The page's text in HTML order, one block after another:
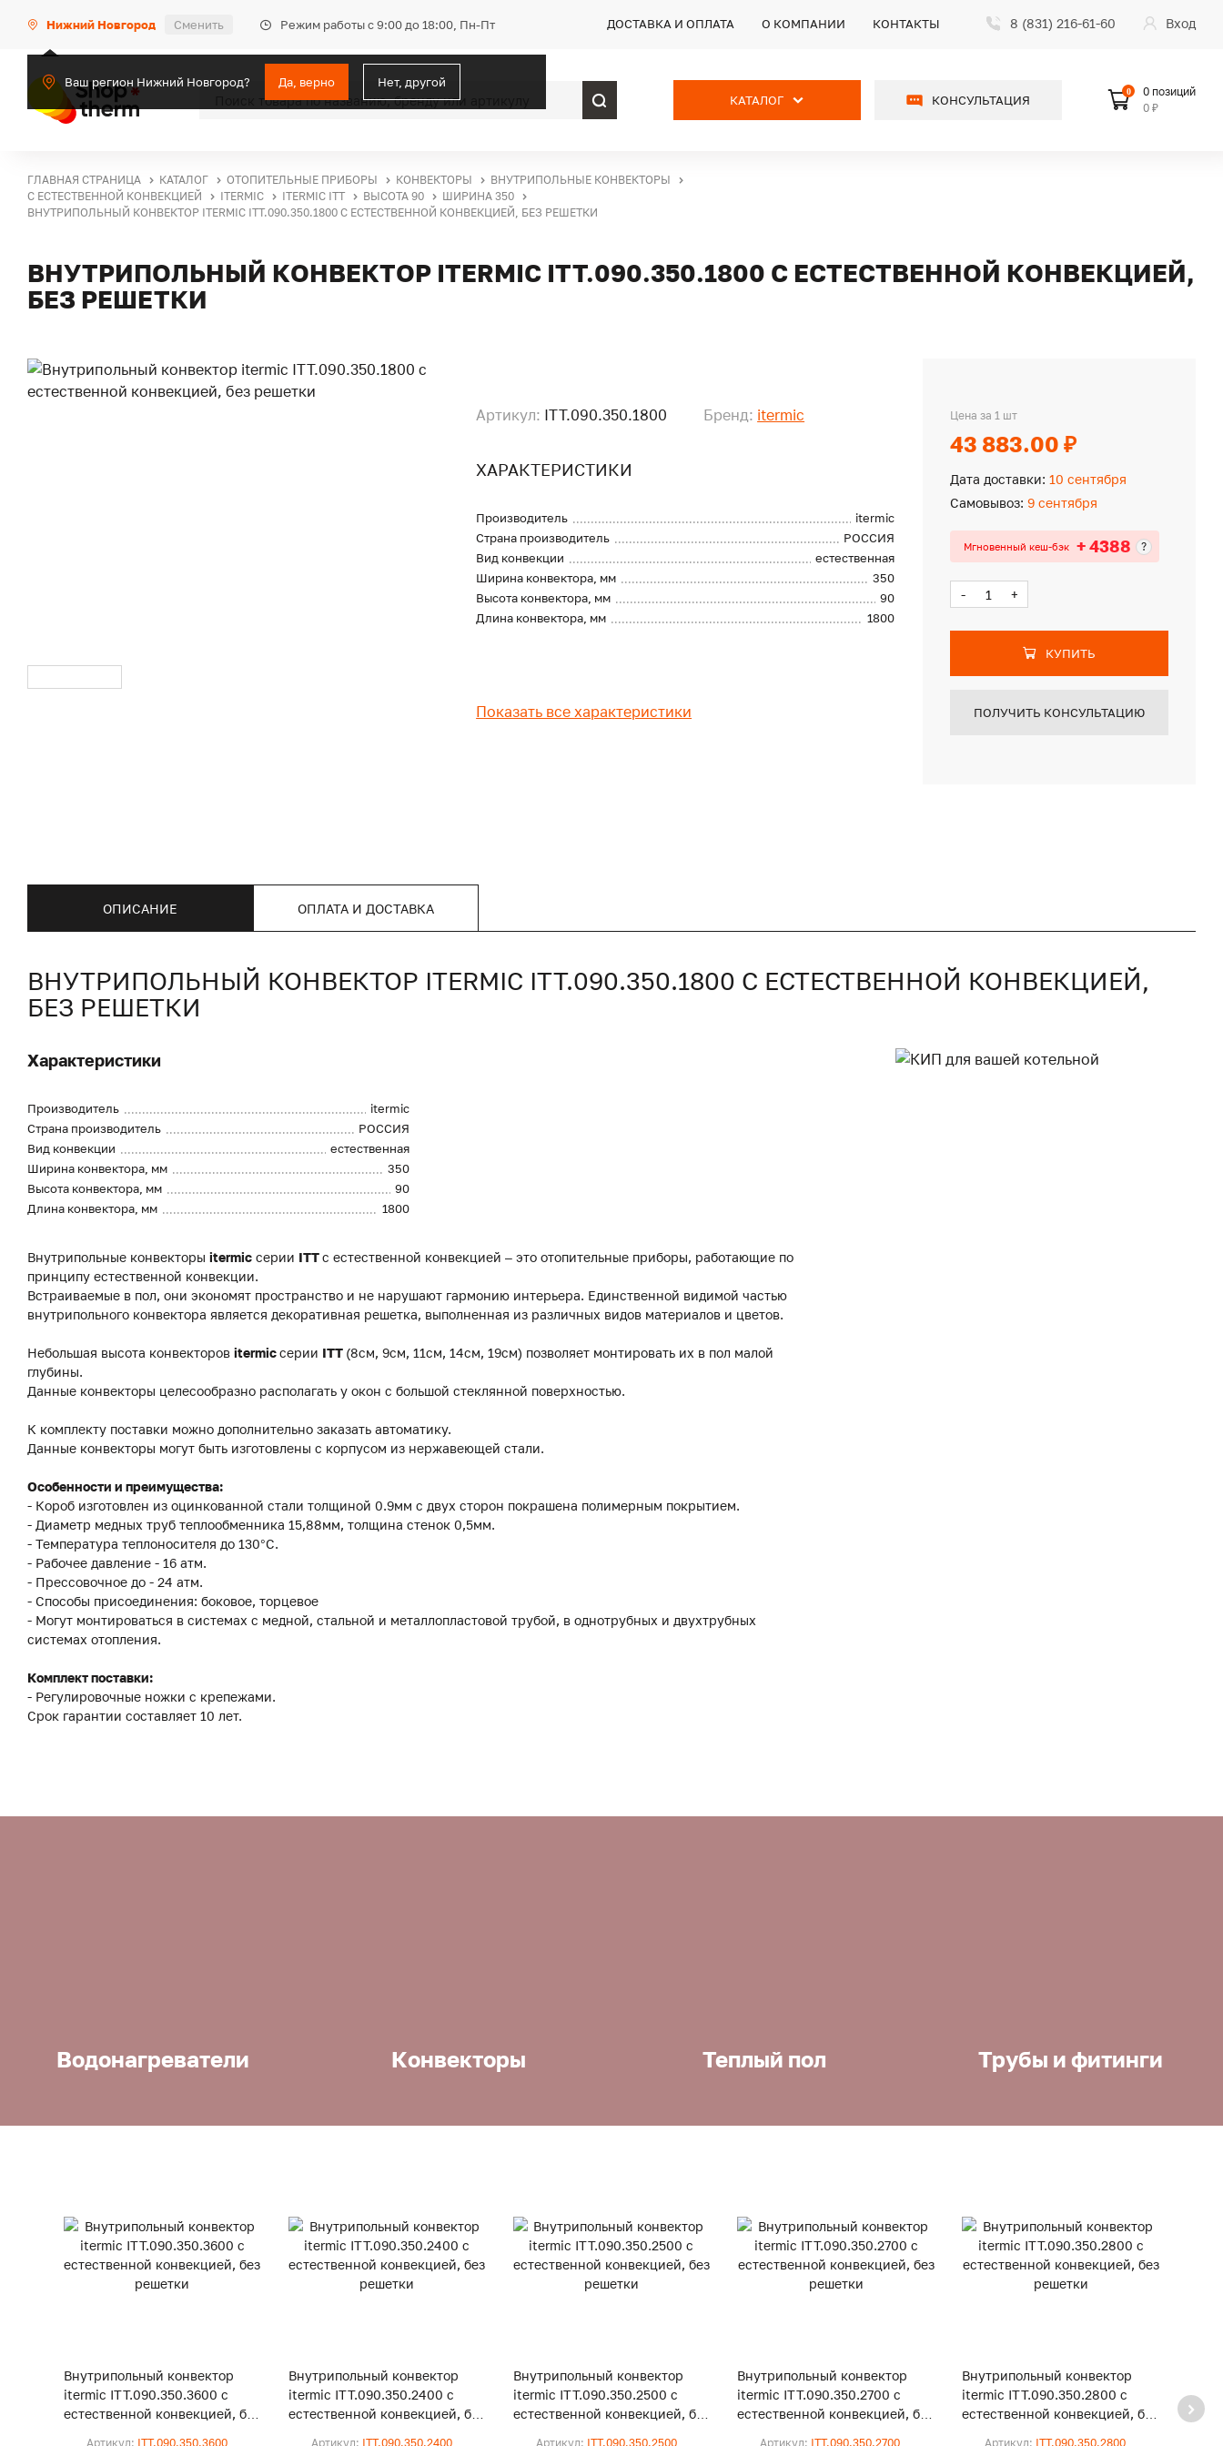
Нижний Новгород Сменить Режим работы с 9:00 до 18:00, Пн-Пт
Ваш регион Нижний Новгород? Да, верно Нет, другой
ДОСТАВКА И ОПЛАТА О КОМПАНИИ КОНТАКТЫ 8 (831) 216-61-60 Вход
КАТАЛОГ КОНСУЛЬТАЦИЯ
0
0 позиций
0 ₽
ГЛАВНАЯ СТРАНИЦА КАТАЛОГ ОТОПИТЕЛЬНЫЕ ПРИБОРЫ КОНВЕКТОРЫ
ВНУТРИПОЛЬНЫЕ КОНВЕКТОРЫ
С ЕСТЕСТВЕННОЙ КОНВЕКЦИЕЙ
ITERMIC ITERMIC ITT ВЫСОТА 90
ШИРИНА 350
ВНУТРИПОЛЬНЫЙ КОНВЕКТОР ITERMIC ITT.090.350.1800 С ЕСТЕСТВЕННОЙ КОНВЕКЦИЕЙ, БЕЗ РЕШЕТКИ
ВНУТРИПОЛЬНЫЙ КОНВЕКТОР ITERMIC ITT.090.350.1800 С ЕСТЕСТВЕННОЙ КОНВЕКЦИЕЙ,
БЕЗ РЕШЕТКИ
Артикул: ITT.090.350.1800 Бренд: itermic
ХАРАКТЕРИСТИКИ
Производитель
itermic
Страна производитель
РОССИЯ
Вид конвекции
естественная
Ширина конвектора, мм
350
Высота конвектора, мм
90
Длина конвектора, мм
1800
Показать все характеристики
Цена за 1 шт
43 883.00 ₽
Дата доставки: 10 сентября
Самовывоз: 9 сентября
Мгновенный кеш-бэк + 4388 ?
- +
КУПИТЬ
ПОЛУЧИТЬ КОНСУЛЬТАЦИЮ
ОПИСАНИЕ ОПЛАТА И ДОСТАВКА
ВНУТРИПОЛЬНЫЙ КОНВЕКТОР ITERMIC ITT.090.350.1800 С ЕСТЕСТВЕННОЙ КОНВЕКЦИЕЙ,
БЕЗ РЕШЕТКИ
Характеристики
Производитель
itermic
Страна производитель
РОССИЯ
Вид конвекции
естественная
Ширина конвектора, мм
350
Высота конвектора, мм
90
Длина конвектора, мм
1800
Внутрипольные конвекторы itermic серии ITTс естественной конвекцией – это отопительные приборы, работающие по
принципу естественной конвекции.
Встраиваемые в пол, они экономят пространство и не нарушают гармонию интерьера. Единственной видимой частью
внутрипольного конвектора является декоративная решетка, выполненная из различных видов материалов и цветов.
Небольшая высота конвекторов itermicсерии ITT (8см, 9см, 11см, 14см, 19см) позволяет монтировать их в пол малой
глубины.
Данные конвекторы целесообразно располагать у окон с большой стеклянной поверхностью.
К комплекту поставки можно дополнительно заказать автоматику.
Данные конвекторы могут быть изготовлены с корпусом из нержавеющей стали.
Особенности и преимущества:
- Короб изготовлен из оцинкованной стали толщиной 0.9мм с двух сторон покрашена полимерным покрытием.
- Диаметр медных труб теплообменника 15,88мм, толщина стенок 0,5мм.
- Температура теплоносителя до 130°C.
- Рабочее давление - 16 атм.
- Прессовочное до - 24 атм.
- Способы присоединения: боковое, торцевое
- Могут монтироваться в системах с медной, стальной и металлопластовой трубой, в однотрубных и двухтрубных
системах отопления.
Комплект поставки:
- Регулировочные ножки с крепежами.
Срок гарантии составляет 10 лет.
Водонагреватели Конвекторы Теплый пол Трубы и фитинги
Внутрипольный конвектор
itermic ITT.090.350.3600 с
естественной конвекцией, без
Артикул: ITT.090.350.3600
Внутрипольный конвектор
itermic ITT.090.350.2400 с
естественной конвекцией, без
Артикул: ITT.090.350.2400
Внутрипольный конвектор
itermic ITT.090.350.2500 с
естественной конвекцией, без
Артикул: ITT.090.350.2500
Внутрипольный конвектор
itermic ITT.090.350.2700 с
естественной конвекцией, без
Артикул: ITT.090.350.2700
Внутрипольный конвектор
itermic ITT.090.350.2800 с
естественной конвекцией, без
Артикул: ITT.090.350.2800